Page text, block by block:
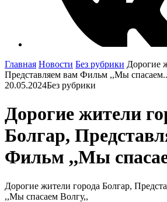
Главная Новости Без рубрики Дорогие
Представляем вам Фильм ,,Мы
20.05.2024Без рубрики
Дорогие жители
Болгар,
Фильм ,,Мы
Дорогие жители города Болгар,
,,Мы спасаем Волгу,,